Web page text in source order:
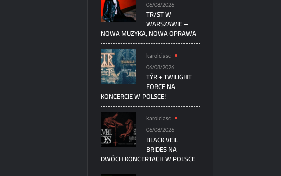
06/08/2026
TR/ST W
WARSZAWIE –
NOWA MUZYKA, NOWA OPRAWA
karolciasc
06/08/2026
TÝR + TWILIGHT
FORCE NA
KONCERCIE W POLSCE!
karolciasc
06/08/2026
BLACK VEIL
BRIDES NA
DWÓCH KONCERTACH W POLSCE